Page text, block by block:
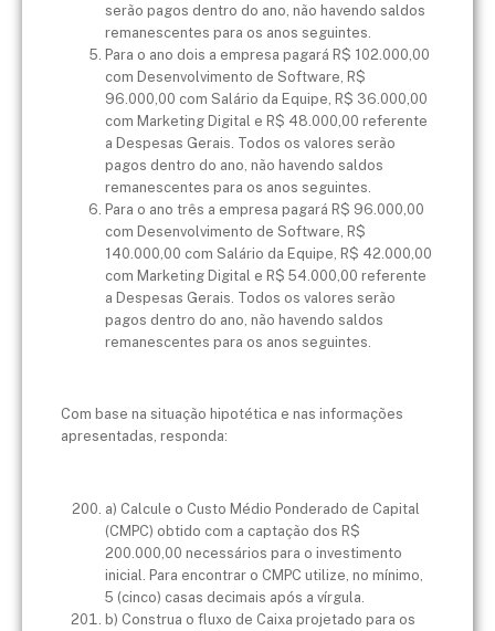
serão pagos dentro do ano, não havendo saldos
remanescentes para os anos seguintes.
Para o ano dois a empresa pagará R$ 102.000,00
com Desenvolvimento de Software, R$
96.000,00 com Salário da Equipe, R$ 36.000,00
com Marketing Digital e R$ 48.000,00 referente
a Despesas Gerais. Todos os valores serão
pagos dentro do ano, não havendo saldos
remanescentes para os anos seguintes.
Para o ano três a empresa pagará R$ 96.000,00
com Desenvolvimento de Software, R$
140.000,00 com Salário da Equipe, R$ 42.000,00
com Marketing Digital e R$ 54.000,00 referente
a Despesas Gerais. Todos os valores serão
pagos dentro do ano, não havendo saldos
remanescentes para os anos seguintes.
Com base na situação hipotética e nas informações
apresentadas, responda:
a) Calcule o Custo Médio Ponderado de Capital
(CMPC) obtido com a captação dos R$
200.000,00 necessários para o investimento
inicial. Para encontrar o CMPC utilize, no mínimo,
5 (cinco) casas decimais após a vírgula.
b) Construa o fluxo de Caixa projetado para os